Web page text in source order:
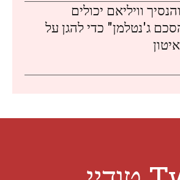
וויליאם יכולים
ג'נטלמן" כדי להגן על